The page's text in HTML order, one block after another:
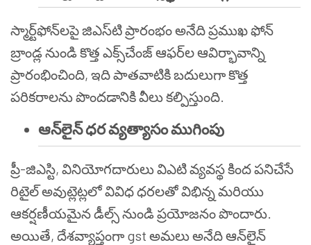
స్మార్ట్‌ఫోన్‌లపై జిఎస్‌టి ప్రారంభం అనేది ప్రముఖ ఫోన్
బ్రాండ్ల నుండి కొత్త ఎక్స్‌చేంజ్ ఆఫర్‌ల ఆవిర్భావాన్ని
ప్రారంభించింది, ఇది పాతవాటికి బదులుగా కొత్త
పరికరాలను పొందడానికి వీలు కల్పిస్తుంది.
ఆన్‌లైన్ ధర వ్యత్యాసం ముగింపు
ప్రీ-జిఎస్టి, వినియోగదారులు విఎటి వ్యవస్థ కింద పనిచేసే
రిటైల్ అవుట్లెట్లలో వివిధ ధరలతో విభిన్న మరియు
ఆకర్షణీయమైన డీల్స్ నుండి ప్రయోజనం పొందారు.
అయితే, దేశవ్యాప్తంగా gst అమలు అనేది ఆన్‌లైన్